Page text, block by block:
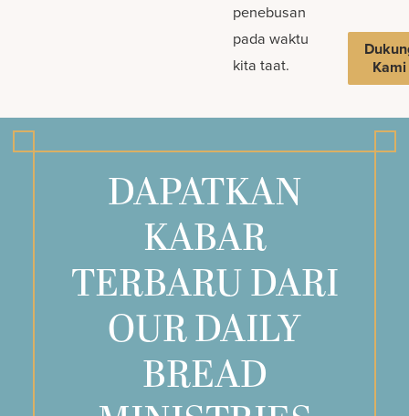
penebusan
pada waktu
kita taat.
Kami
DAPATKAN
KABAR
TERBARU DARI
OUR DAILY
BREAD